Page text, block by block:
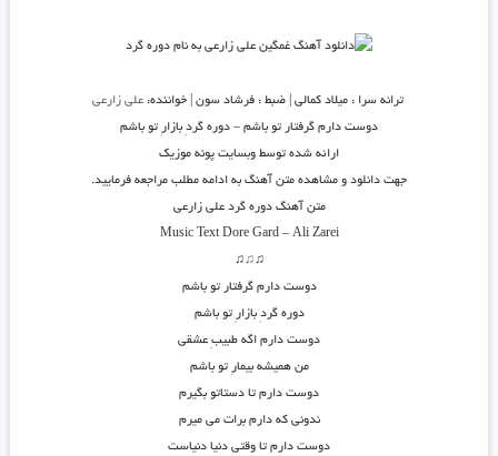
ترانه سرا : میلاد کمالی | ضبط : فرشاد سون | خواننده:علی زارعی
دوست دارم گرفتار تو باشم – دوره گردِ بازارِ تو باشم
ارائه شده توسط وبسایت پونه موزیک
جهت دانلود و مشاهده متن آهنگ به ادامه مطلب مراجعه فرمایید.
متن آهنگ دوره گرد علی زارعی
Music Text Dore Gard – Ali Zarei
♫
♫
♫
دوست دارم گرفتار تو باشم
دوره گردِ بازارِ تو باشم
دوست دارم اگه طبیبِ عشقی
من همیشه بیمارِ تو باشم
دوست دارم تا دستاتو بگیرم
ندونی که دارم برات می میرم
دوست دارم تا وقتی دنیا دنیاست